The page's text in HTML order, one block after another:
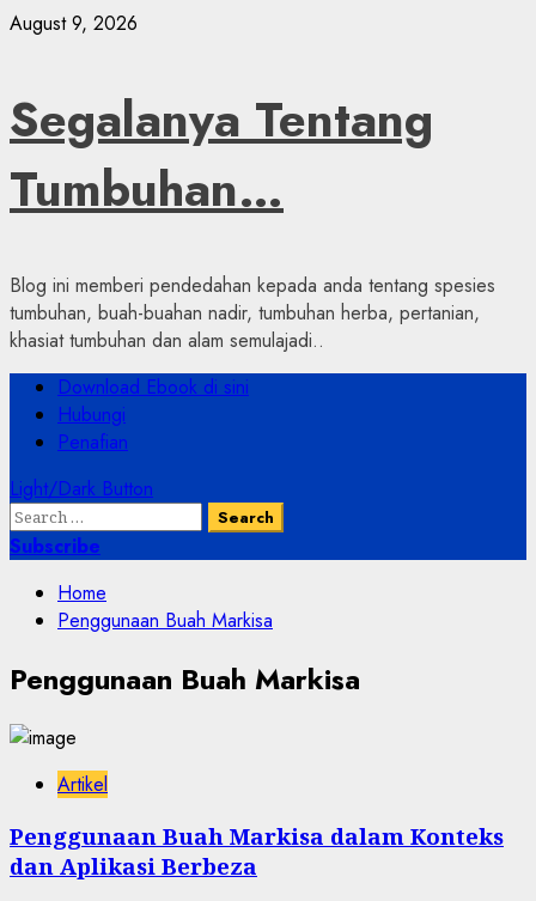
Skip
August 9, 2026
Segalanya Tentang
Tumbuhan…
Blog ini memberi pendedahan kepada anda tentang spesies
tumbuhan, buah-buahan nadir, tumbuhan herba, pertanian,
khasiat tumbuhan dan alam semulajadi..
Primary
Menu
Download Ebook di sini
Hubungi
Penafian
Light/Dark Button
Search
for:
Subscribe
Home
Penggunaan Buah Markisa
Penggunaan Buah Markisa
Artikel
Penggunaan Buah Markisa dalam Konteks
dan Aplikasi Berbeza